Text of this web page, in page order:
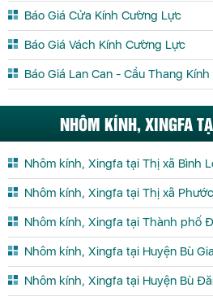
Báo Giá Cửa Kính Cường Lực
Báo Giá Vách Kính Cường Lực
Báo Giá Lan Can - Cầu Thang Kính
NHÔM KÍNH, XINGFA
Nhôm kính, Xingfa tại Thị xã Bình
Nhôm kính, Xingfa tại Thị xã
Nhôm kính, Xingfa tại Thành phố
Nhôm kính, Xingfa tại Huyện Bù
Nhôm kính, Xingfa tại Huyện Bù